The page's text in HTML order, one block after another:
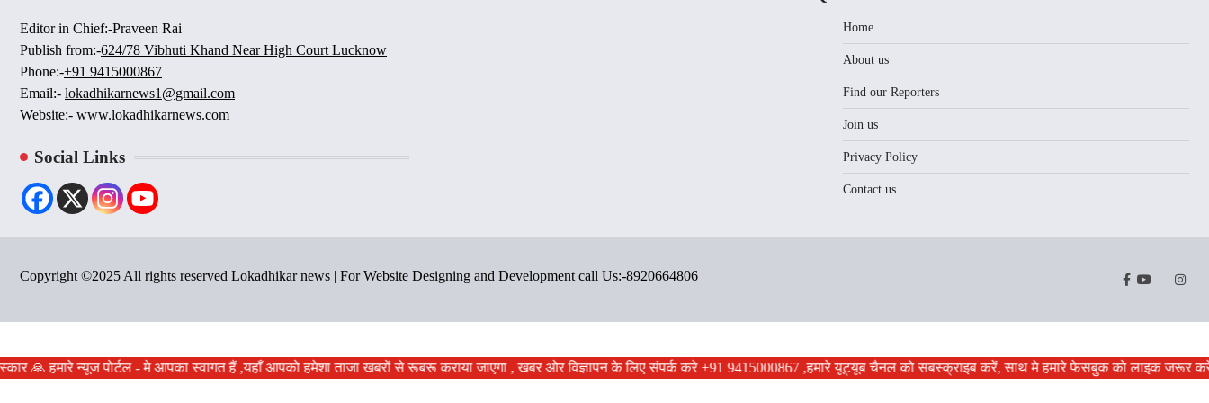
Editor in Chief:-Praveen Rai
Publish from:-624/78 Vibhuti Khand Near High Court Lucknow
Phone:-+91 9415000867
Email:- lokadhikarnews1@gmail.com
Website:- www.lokadhikarnews.com
Social Links
Home
About us
Find our Reporters
Join us
Privacy Policy
Contact us
Copyright ©2025 All rights reserved Lokadhikar news | For Website Designing and Development call Us:-8920664806
Facebook
Youtube
Twitter
🙏 हमारे न्यूज पोर्टल - मे आपका स्वागत हैं ,यहाँ आपको हमेशा ताजा खबरों से रूबरू कराया जाएगा , खबर ओर विज्ञापन के लिए संपर्क करे +91 9415000867 ,हमारे यूट्यूब चैनल को सबस्क्राइब करें, साथ मे हमारे फेसबुक को लाइक जरूर